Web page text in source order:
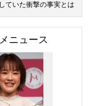
ていた衝撃の事実とは
ニュース